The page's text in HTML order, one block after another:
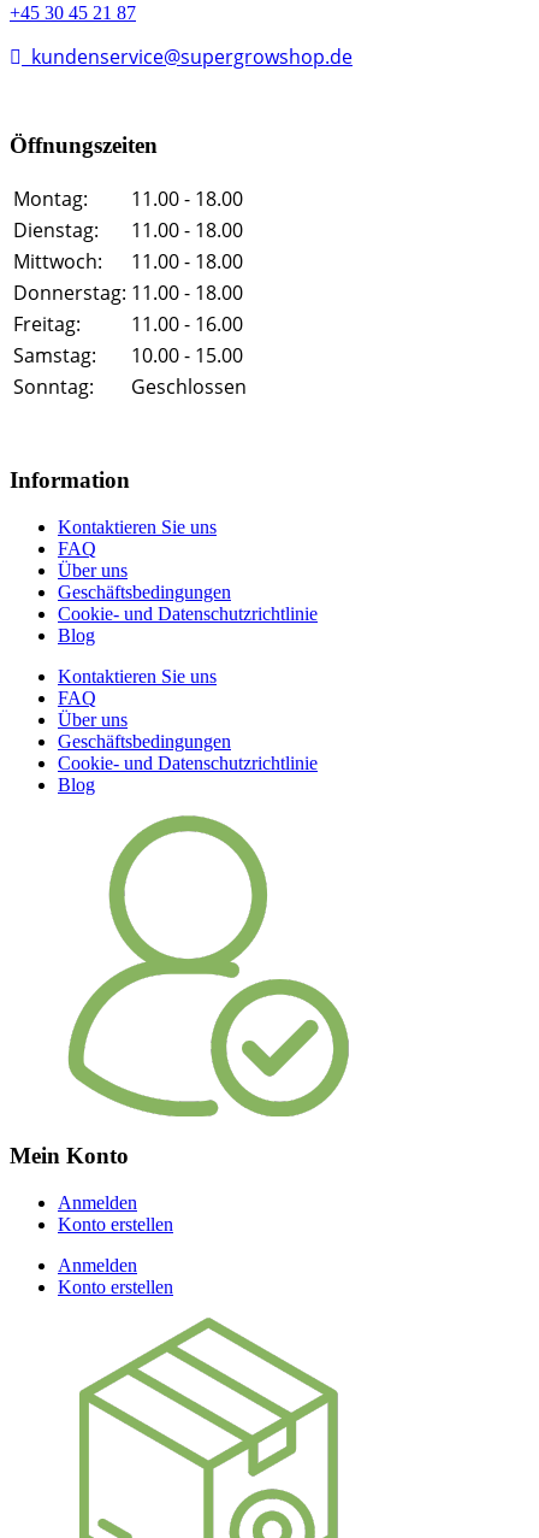
+45 30 45 21 87
kundenservice@supergrowshop.de
Öffnungszeiten
Montag:
11.00 - 18.00
Dienstag:
11.00 - 18.00
Mittwoch:
11.00 - 18.00
Donnerstag: 11.00 - 18.00
Freitag:
11.00 - 16.00
Samstag:
10.00 - 15.00
Sonntag:
Geschlossen
Information
Kontaktieren Sie uns
FAQ
Über uns
Geschäftsbedingungen
Cookie- und Datenschutzrichtlinie
Blog
Kontaktieren Sie uns
FAQ
Über uns
Geschäftsbedingungen
Cookie- und Datenschutzrichtlinie
Blog
Mein Konto
Anmelden
Konto erstellen
Anmelden
Konto erstellen